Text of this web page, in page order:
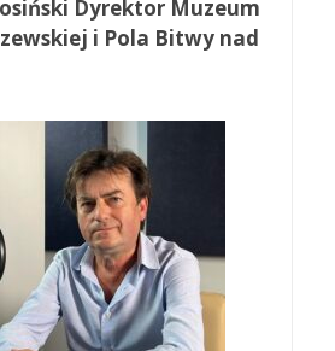
Dyrektor Muzeum
i Pola Bitwy nad